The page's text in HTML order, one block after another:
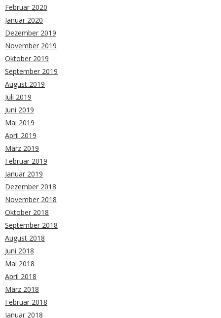
Februar 2020
Januar 2020
Dezember 2019
November 2019
Oktober 2019
September 2019
August 2019
Juli 2019
Juni 2019
Mai 2019
April 2019
März 2019
Februar 2019
Januar 2019
Dezember 2018
November 2018
Oktober 2018
September 2018
August 2018
Juni 2018
Mai 2018
April 2018
März 2018
Februar 2018
Januar 2018